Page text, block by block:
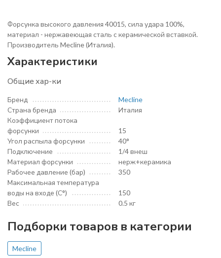
Форсунка высокого давления 40015, сила удара 100%,
материал - нержавеющая сталь с керамической вставкой.
Производитель Mecline (Италия).
Характеристики
Общие хар-ки
Бренд
Mecline
Страна бренда
Италия
Коэффициент потока
форсунки
15
Угол распыла форсунки
40°
Подключение
1/4 внеш
Материал форсунки
нерж+керамика
Рабочее давление (бар)
350
Максимальная температура
воды на входе (С°)
150
Вес
0.5 кг
Подборки товаров в категории
Mecline